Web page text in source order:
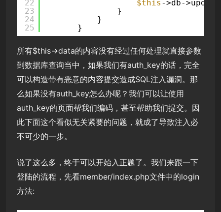
22
23
24
25
$this ->db-
}
}
}
所有$this->data的内容没有经过任何处理就直接参数
到数据库查询当中，如果我们有auth_key的话，完全
可以构造带有恶意的内容提交造成SQL注入漏洞。那
么如果没有auth_key怎么办呢？我们可以让使用
auth_key的页面帮我们编码，甚至帮助我们提交。因
此下面这个看似无关紧要的问题，就成了导致注入必
不可少的一步。
说了这么多，终于可以开始入正题了。我们来跟一下
登陆的流程，先看member/index.php文件中的login
方法: